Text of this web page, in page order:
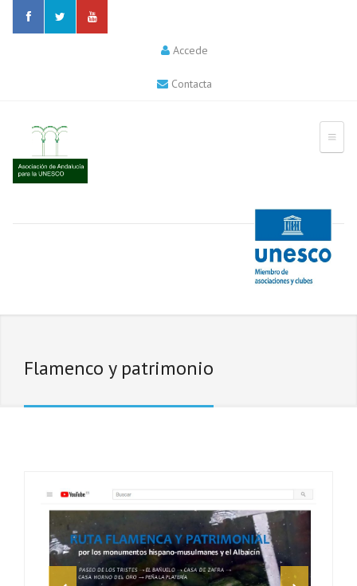
Accede
Contacta
Flamenco y patrimonio